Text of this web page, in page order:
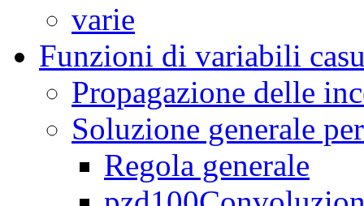
varie
Funzioni di variabili
Propagazione delle
Soluzione generale
Regola generale